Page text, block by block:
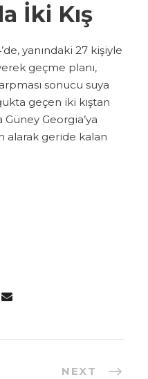
İki Kış
yanındaki 27 kişiyle
geçme planı,
sonucu suya
geçen iki kıştan
Georgia’ya
alarak geride kalan
NEXT